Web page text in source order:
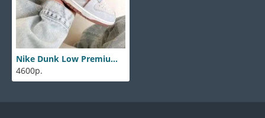
Nike Dunk Low Premium Fossil Rose
4600р.